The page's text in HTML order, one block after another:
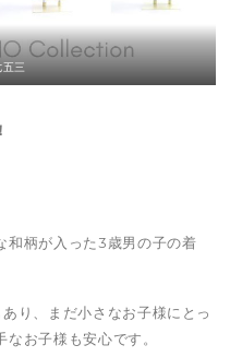
三
和柄が入った3歳男の子の着
り、まだ小さなお子様にとっ
お子様も安心です。